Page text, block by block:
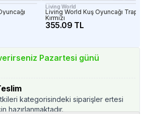
Living World
Living World Kuş Oyuncağı Trapez
Kırmızı
355.09 TL
Pazartesi günü
kategorisindeki siparişler ertesi
hazırlanmaktadır.